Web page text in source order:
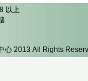
以上
心 2013 All Rights